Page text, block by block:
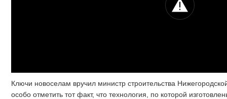
Ключи новоселам вручил министр строительства
особо отметить тот факт, что технология, по которой